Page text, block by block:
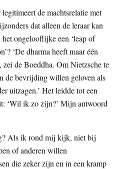
de machtsrelatie met
dat alleen de leraar kan
ongelooflijke een ‘leap of
‘De dharma heeft maar één
de Boeddha. Om Nietzsche te
de bevrijding willen geloven als
uitzagen.’ Het leidde tot een
‘Wil ik zo zijn?’ Mijn antwoord
Als ik rond mij kijk, niet bij
of anderen willen
die zeker zijn en in een kramp